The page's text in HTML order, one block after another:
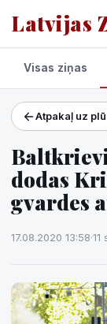
Latvijas
Projekti un
Laikapstākļi
Visas ziņas
Atpakaļ uz
dodas
gvardes
17.08.2020 13:58·11